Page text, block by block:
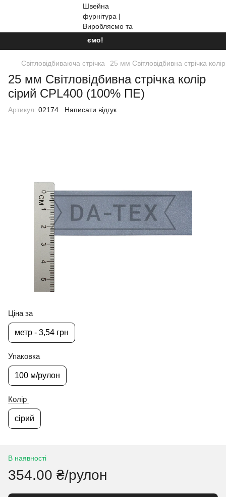
Ми працюємо!
Світловідбиваюча стрічка 25 мм Світловідбивна стрічка
25 мм Світловідбивна стрічка колір
сірий CPL400 (100% ПЕ)
Артикул: 02174 Написати відгук
Ціна за
метр - 3,54 грн
Упаковка
100 м/рулон
Колір
сірий
В наявності
354.00 ₴/рулон